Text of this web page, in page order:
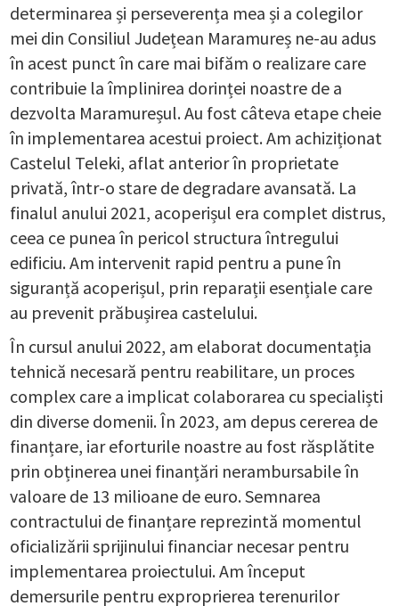
determinarea și perseverența mea și a colegilor
mei din Consiliul Județean Maramureș ne-au adus
în acest punct în care mai bifăm o realizare care
contribuie la împlinirea dorinței noastre de a
dezvolta Maramureșul. Au fost câteva etape cheie
în implementarea acestui proiect. Am achiziționat
Castelul Teleki, aflat anterior în proprietate
privată, într-o stare de degradare avansată. La
finalul anului 2021, acoperișul era complet distrus,
ceea ce punea în pericol structura întregului
edificiu. Am intervenit rapid pentru a pune în
siguranță acoperișul, prin reparații esențiale care
au prevenit prăbușirea castelului.
În cursul anului 2022, am elaborat documentația
tehnică necesară pentru reabilitare, un proces
complex care a implicat colaborarea cu specialiști
din diverse domenii. În 2023, am depus cererea de
finanțare, iar eforturile noastre au fost răsplătite
prin obținerea unei finanțări nerambursabile în
valoare de 13 milioane de euro. Semnarea
contractului de finanțare reprezintă momentul
oficializării sprijinului financiar necesar pentru
implementarea proiectului. Am început
demersurile pentru exproprierea terenurilor